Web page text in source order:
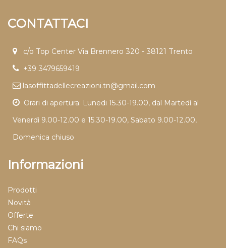
CONTATTACI
c/o Top Center Via Brennero 320 - 38121 Trento
+39 3479659419
lasoffittadellecreazioni.tn@gmail.com
Orari di apertura: Lunedi 15.30-19.00, dal Martedì al
Venerdì 9.00-12.00 e 15.30-19.00, Sabato 9.00-12.00,
Domenica chiuso
Informazioni
Prodotti
Novità
Offerte
Chi siamo
FAQs